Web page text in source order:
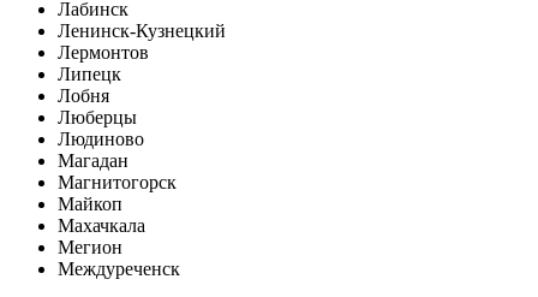
Лабинск
Ленинск-Кузнецкий
Лермонтов
Липецк
Лобня
Люберцы
Людиново
Магадан
Магнитогорск
Майкоп
Махачкала
Мегион
Междуреченск